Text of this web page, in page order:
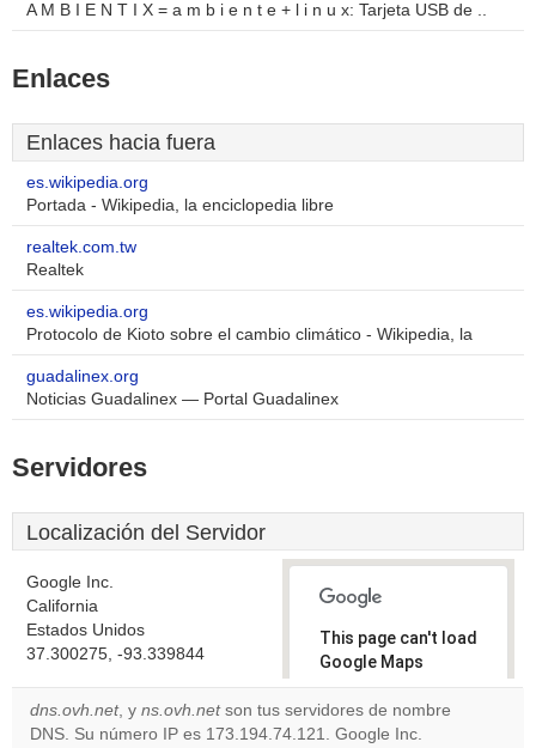
A M B I E N T I X = a m b i e n t e + l i n u x: Tarjeta USB de ..
Enlaces
Enlaces hacia fuera
es.wikipedia.org
Portada - Wikipedia, la enciclopedia libre
realtek.com.tw
Realtek
es.wikipedia.org
Protocolo de Kioto sobre el cambio climático - Wikipedia, la
guadalinex.org
Noticias Guadalinex — Portal Guadalinex
Servidores
Localización del Servidor
Google Inc.
California
Estados Unidos
37.300275, -93.339844
This page can't load
Google Maps
correctly.
Do you
dns.ovh.net, y ns.ovh.netson tus servidores de nombre
DNS. Su número IP es 173.194.74.121. Google Inc.